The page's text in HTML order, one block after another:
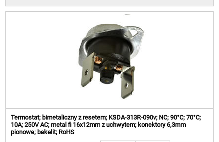
Termostat; bimetaliczny z resetem; KSDA-313R-090v; NC; 90°C; 70°C;
10A; 250V AC; metal fi 16x12mm z uchwytem; konektory 6,3mm
pionowe; bakelit; RoHS